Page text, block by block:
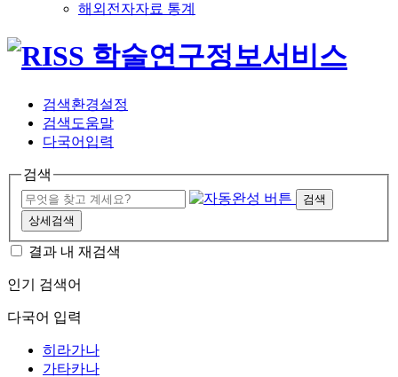
해외전자자료 통계
검색환경설정
검색도움말
다국어입력
검색
검색
상세검색
결과 내 재검색
인기 검색어
다국어 입력
히라가나
가타카나